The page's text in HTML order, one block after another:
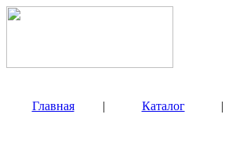
Главная | Каталог |